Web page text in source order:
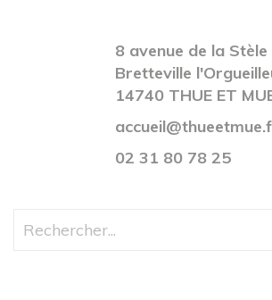
8 avenue de la Stèle
Bretteville
14740 THUE ET
02 31 80 78 25